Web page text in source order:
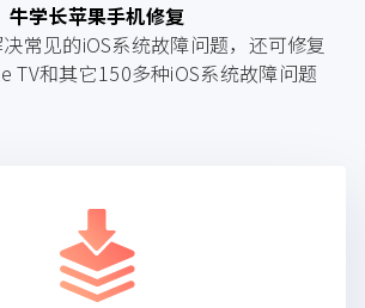
牛学长苹果手机修复
常见的iOS系统故障问题，还可修复
TV和其它150多种iOS系统故障问题